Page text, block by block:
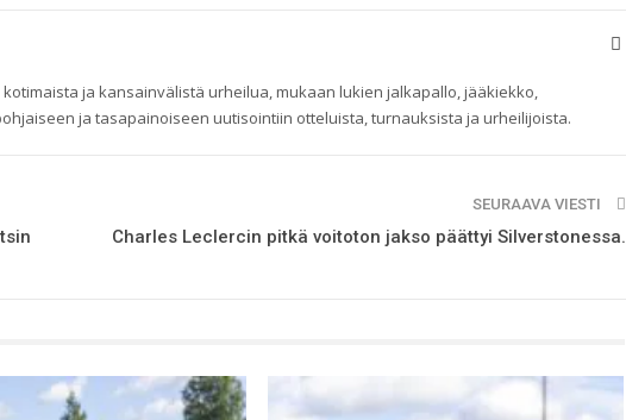
ja kansainvälistä urheilua, mukaan lukien jalkapallo, jääkiekko,
ja tasapainoiseen uutisointiin otteluista, turnauksista ja urheilijoista.
SEURAAVA VIESTI
Charles Leclercin pitkä voitoton jakso päättyi Silverstonessa.